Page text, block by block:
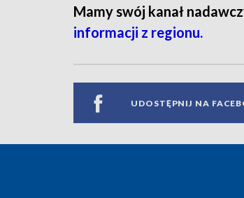
Mamy swój kanał
informacji z regionu.
UDOSTĘPNIJ NA